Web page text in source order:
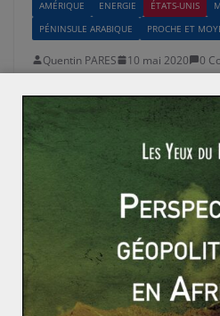
AMÉRIQUE ENERGIE ÉTATS-UNIS
PÉNINSULE ARABIQUE
PROCHE ET
Quentin PARES 10 mai 2020 0
Une partie de billard à
Russie, l’Arabie
en pleine crise pétrolière
Selon l’Agence internationale
l’épidémie de Covid-19
historique de la demande
Read More